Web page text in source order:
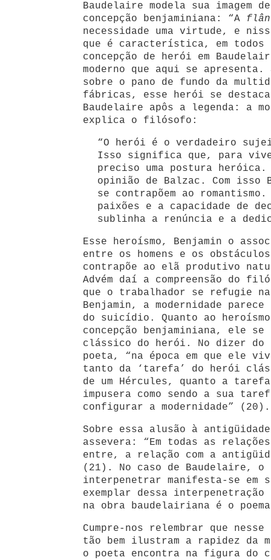
Baudelaire modela sua imagem
concepção benjaminiana: “A
necessidade uma virtude, e
que é característica, em todos
concepção de herói em
moderno que aqui se apresenta.
sobre o pano de fundo da
fábricas, esse herói se destaca
Baudelaire apôs a legenda: a
explica o filósofo:
“O herói é o verdadeiro
Isso significa que, para
preciso uma postura heróica.
opinião de Balzac. Com isso
se contrapõem ao
paixões e a capacidade de
sublinha a renúncia e a
Esse heroísmo, Benjamin o
entre os homens e os
contrapõe ao elã produtivo
Advém daí a compreensão do
que o trabalhador se refugie
Benjamin, a modernidade
do suicídio. Quanto ao
concepção benjaminiana, ele
clássico do herói. No dizer
poeta, “na época em que ele
tanto da ‘tarefa’ do herói
de um Hércules, quanto a tarefa
impusera como sendo a sua
configurar a modernidade” (20).
Sobre essa alusão à
assevera: “Em todas as
entre, a relação com a
(21). No caso de Baudelaire, o
interpenetrar manifesta-se em
exemplar dessa interpenetração
na obra baudelairiana é o
Cumpre-nos relembrar que
tão bem ilustram a rapidez da
o poeta encontra na figura do